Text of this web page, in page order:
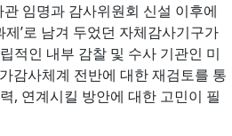
임명과 감사위원회 신설 이후에
’로 남겨 두었던 자체감사기구가
적인 내부 감찰 및 수사 기관인 미
감사체계 전반에 대한 재검토를 통
, 연계시킬 방안에 대한 고민이 필